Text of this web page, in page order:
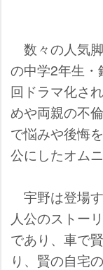
数々の人気
の中学2年生・
回ドラマ化さ
めや両親の不
で悩みや後悔
公にしたオム
宇野は登場
人公のストー
であり、車で
り、賢の自宅